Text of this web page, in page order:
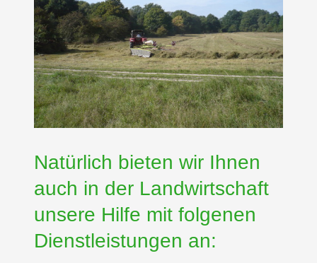
Natürlich bieten wir Ihnen
auch in der Landwirtschaft
unsere Hilfe mit folgenen
Dienstleistungen an: